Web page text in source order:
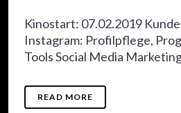
Kinostart: 07.02.2019
Instagram: Profilpflege,
Tools Social Media
READ MORE